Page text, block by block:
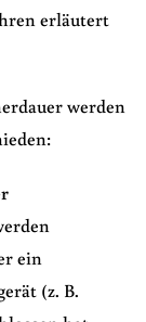
erläutert
werden
ein
(z. B.